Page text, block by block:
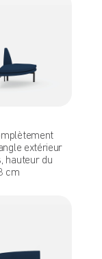
extérieur
hauteur du
cm